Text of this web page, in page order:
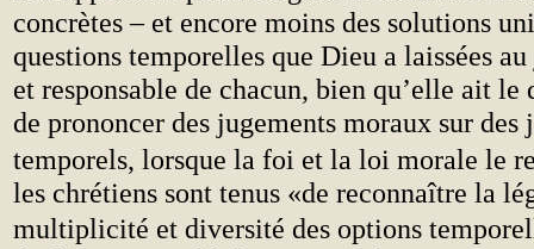
concrètes – et encore moins des solutions
questions temporelles que Dieu a laissées
et responsable de chacun, bien qu’elle ait
de prononcer des jugements moraux sur des
temporels, lorsque la foi et la loi morale le
les chrétiens sont tenus «de reconnaître la
multiplicité et diversité des options